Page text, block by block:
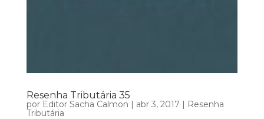
Resenha Tributária 35
por Editor Sacha Calmon | abr 3, 2017 | Resenha
Tributária